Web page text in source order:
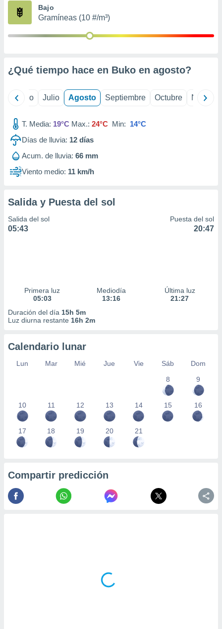
publicidad
publicidad
1199
Bajo
Gramíneas (10 #/m³)
¿Qué tiempo hace en Buko en agosto?
Junio Julio Agosto Septiembre Octubre
T. Media: 19°C Max.: 24°C Min: 14°C
Días de lluvia: 12 días
Acum. de lluvia: 66 mm
Viento medio: 11 km/h
Salida y Puesta del sol
Salida del sol
05:43
Puesta del sol
20:47
Primera luz
05:03
Mediodía
13:16
Última luz
21:27
Duración del día 15h 5m
Luz diurna restante 16h 2m
Calendario lunar
Lun Mar Mié Jue Vie Sáb
Dom
8
9
10 11 12 13 14 15 16
17 18 19 20 21
Compartir predicción